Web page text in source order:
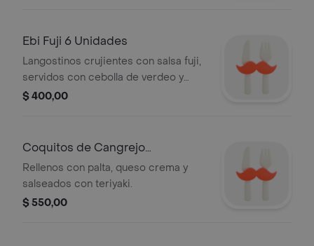
Ebi Fuji 6 Unidades
Langostinos crujientes con salsa fuji,
servidos con cebolla de verdeo y
repollo. 6 unidades.
$ 400,00
Coquitos de Cangrejo
Tempurizados
Rellenos con palta, queso crema y
salseados con teriyaki.
$ 550,00